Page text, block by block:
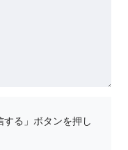
る」ボタンを押し